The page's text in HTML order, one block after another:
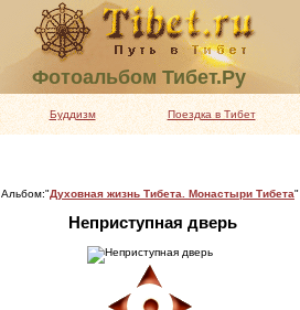
Фотоальбом Тибет.Ру
Буддизм Поездка в Тибет
Альбом:"Духовная жизнь Тибета. Монастыри Тибета"
Неприступная дверь